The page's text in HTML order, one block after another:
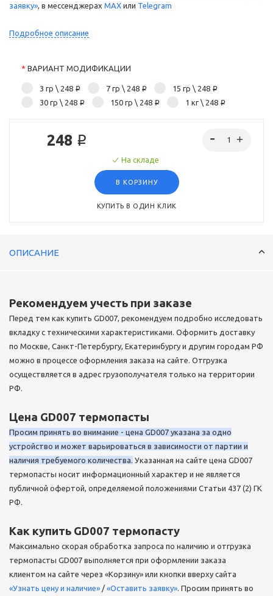
заявку», в мессенджерах MAX или Telegram
Подробное описание
* ВАРИАНТ МОДИФИКАЦИИ
3 гр \ 248 ₽ 7 гр \ 248 ₽ 15 гр \ 248 ₽
30 гр \ 248 ₽ 150 гр \ 248 ₽ 1 кг \ 248 ₽
248 ₽
На складе
В КОРЗИНУ
КУПИТЬ В ОДИН КЛИК
ОПИСАНИЕ
Рекомендуем учесть при заказе
Перед тем как купить GD007, рекомендуем подробно исследовать
вкладку с техническими характеристиками. Оформить доставку
по Москве, Санкт-Петербургу, Екатеринбургу и другим городам РФ
можно в процессе оформления заказа на сайте. Отгрузка
осуществляется в адрес грузополучателя только на территории
РФ.
Цена GD007 термопасты
Просим принять во внимание - цена GD007 указана за одно
устройство и может варьироваться в зависимости от партии и
наличия требуемого количества. Указанная на сайте цена GD007
термопасты носит информационный характер и не является
публичной офертой, определяемой положениями Статьи 437 (2) ГК
РФ.
Как купить GD007 термопасту
Максимально скорая обработка запроса по наличию и отгрузка
термопасты GD007 выполняется при оформлении заказа
клиентом на сайте через «Корзину» или кнопки вверху сайта
«Узнать цену и наличие» / «Оставить заявку». Просим принять во